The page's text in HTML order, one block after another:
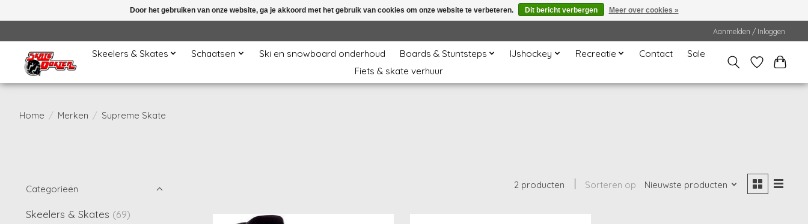
Aanmelden / Inloggen
Skeelers & Skates Schaatsen Ski en snowboard onderhoud Boards & Stuntsteps IJshockey Recreatie Contact
Sale
Fiets & skate verhuur
Home / Merken / Supreme Skate
Categorieën
Skeelers & Skates (69)
2 producten Sorteren op Nieuwste producten
Door het gebruiken van onze website, ga je akkoord met het gebruik van cookies om onze website te verbeteren. Dit bericht verbergen Meer over cookies »